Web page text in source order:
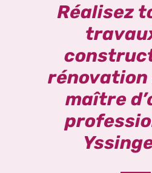
Réalisez
rénovation
maître